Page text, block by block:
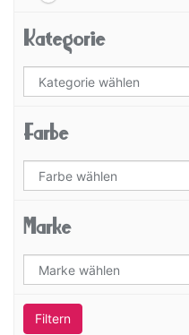
Kategorie
Farbe
Marke
Filtern